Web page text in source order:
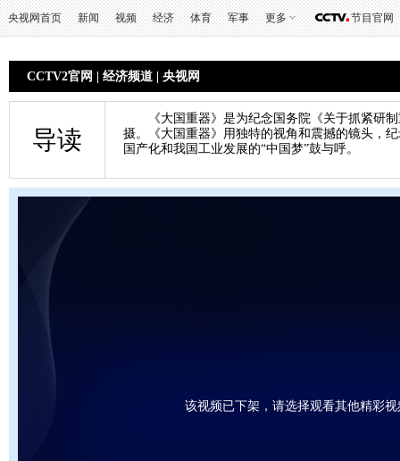
央视网首页 新闻 视频 经济 体育 军事 更多 节目官网
CCTV2官网 经济频道 央视网
导读
《大国重器》是为纪念国务院《关于抓紧研制
摄。《大国重器》用独特的视角和震撼的镜头，
国产化和我国工业发展的“中国梦”鼓与呼。
该视频已下架，请选择观看其他精彩视